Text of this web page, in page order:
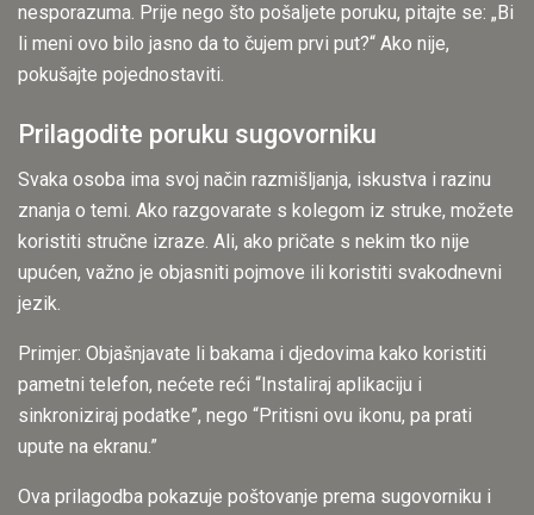
nesporazuma. Prije nego što pošaljete poruku, pitajte se: „Bi
li meni ovo bilo jasno da to čujem prvi put?“ Ako nije,
pokušajte pojednostaviti.
Prilagodite poruku sugovorniku
Svaka osoba ima svoj način razmišljanja, iskustva i razinu
znanja o temi. Ako razgovarate s kolegom iz struke, možete
koristiti stručne izraze. Ali, ako pričate s nekim tko nije
upućen, važno je objasniti pojmove ili koristiti svakodnevni
jezik.
Primjer: Objašnjavate li bakama i djedovima kako koristiti
pametni telefon, nećete reći “Instaliraj aplikaciju i
sinkroniziraj podatke”, nego “Pritisni ovu ikonu, pa prati
upute na ekranu.”
Ova prilagodba pokazuje poštovanje prema sugovorniku i